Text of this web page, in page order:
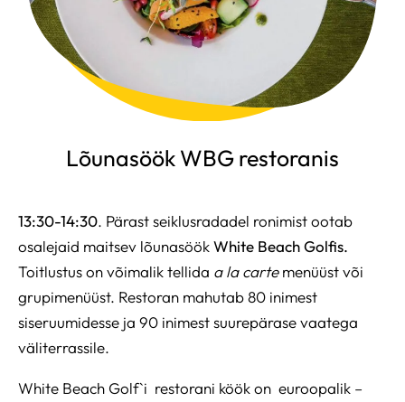
Lõunasöök WBG restoranis
13:30-14:30. Pärast seiklusradadel ronimist ootab
osalejaid maitsev lõunasöökWhite Beach Golfis.
Toitlustus on võimalik tellida a la cartemenüüst või
grupimenüüst. Restoran mahutab 80 inimest
siseruumidesse ja 90 inimest suurepärase vaatega
väliterrassile.
White Beach Golf`i restorani köök on euroopalik –